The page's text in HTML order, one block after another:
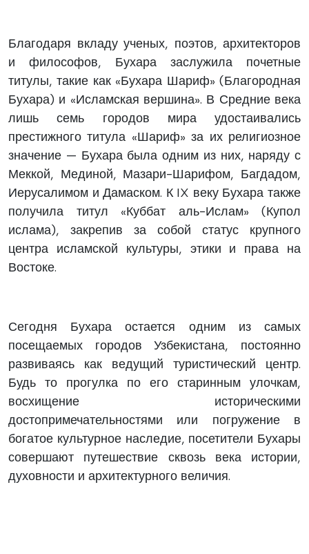
Благодаря вкладу ученых, поэтов, архитекторов
и философов, Бухара заслужила почетные
титулы, такие как «Бухара Шариф» (Благородная
Бухара) и «Исламская вершина». В Средние века
лишь семь городов мира удостаивались
престижного титула «Шариф» за их религиозное
значение — Бухара была одним из них, наряду с
Меккой, Мединой, Мазари-Шарифом, Багдадом,
Иерусалимом и Дамаском. К IX веку Бухара также
получила титул «Куббат аль-Ислам» (Купол
ислама), закрепив за собой статус крупного
центра исламской культуры, этики и права на
Востоке.
Сегодня Бухара остается одним из самых
посещаемых городов Узбекистана, постоянно
развиваясь как ведущий туристический центр.
Будь то прогулка по его старинным улочкам,
восхищение историческими
достопримечательностями или погружение в
богатое культурное наследие, посетители Бухары
совершают путешествие сквозь века истории,
духовности и архитектурного величия.